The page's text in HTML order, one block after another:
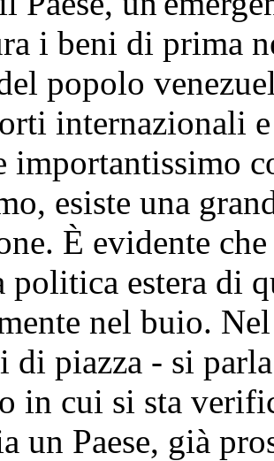
i beni di prima
popolo
internazionali
importantissimo
esiste una
È evidente
estera di
nel buio.
di piazza - si
in cui si sta
un Paese, già